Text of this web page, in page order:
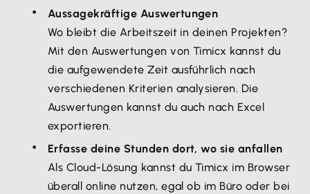
Aussagekräftige Auswertungen
Wo bleibt die Arbeitszeit in deinen Projekten?
Mit den Auswertungen von Timicx kannst du
die aufgewendete Zeit ausführlich nach
verschiedenen Kriterien analysieren. Die
Auswertungen kannst du auch nach Excel
exportieren.
Erfasse deine Stunden dort, wo sie anfallen
Als Cloud-Lösung kannst du Timicx im Browser
überall online nutzen, egal ob im Büro oder bei